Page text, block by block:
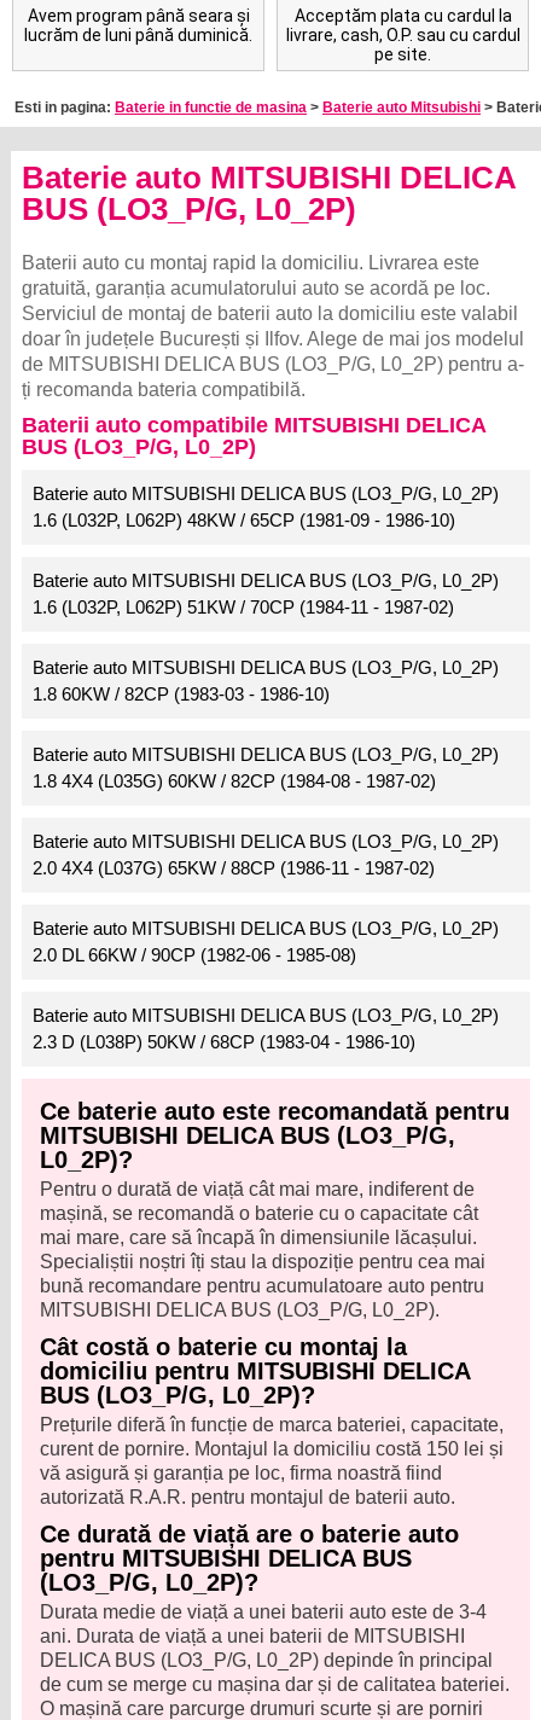
Avem program până seara și
lucrăm de luni până duminică.
Acceptăm plata cu cardul la
livrare, cash, O.P. sau cu cardul
pe site.
Esti in pagina: Baterie in functie de masina > Baterie auto Mitsubishi >
Baterie auto MITSUBISHI DELICA
BUS (LO3_P/G, L0_2P)
Baterii auto cu montaj rapid la domiciliu. Livrarea este
gratuită, garanția acumulatorului auto se acordă pe loc.
Serviciul de montaj de baterii auto la domiciliu este valabil
doar în județele București și Ilfov. Alege de mai jos modelul
de MITSUBISHI DELICA BUS (LO3_P/G, L0_2P) pentru a-
ți recomanda bateria compatibilă.
Baterii auto compatibile MITSUBISHI DELICA
BUS (LO3_P/G, L0_2P)
Baterie auto MITSUBISHI DELICA BUS (LO3_P/G, L0_2P)
1.6 (L032P, L062P) 48KW / 65CP (1981-09 - 1986-10)
Baterie auto MITSUBISHI DELICA BUS (LO3_P/G, L0_2P)
1.6 (L032P, L062P) 51KW / 70CP (1984-11 - 1987-02)
Baterie auto MITSUBISHI DELICA BUS (LO3_P/G, L0_2P)
1.8 60KW / 82CP (1983-03 - 1986-10)
Baterie auto MITSUBISHI DELICA BUS (LO3_P/G, L0_2P)
1.8 4X4 (L035G) 60KW / 82CP (1984-08 - 1987-02)
Baterie auto MITSUBISHI DELICA BUS (LO3_P/G, L0_2P)
2.0 4X4 (L037G) 65KW / 88CP (1986-11 - 1987-02)
Baterie auto MITSUBISHI DELICA BUS (LO3_P/G, L0_2P)
2.0 DL 66KW / 90CP (1982-06 - 1985-08)
Baterie auto MITSUBISHI DELICA BUS (LO3_P/G, L0_2P)
2.3 D (L038P) 50KW / 68CP (1983-04 - 1986-10)
Ce baterie auto este recomandată pentru
MITSUBISHI DELICA BUS (LO3_P/G,
L0_2P)?
Pentru o durată de viață cât mai mare, indiferent de
mașină, se recomandă o baterie cu o capacitate cât
mai mare, care să încapă în dimensiunile lăcașului.
Specialiștii noștri îți stau la dispoziție pentru cea mai
bună recomandare pentru acumulatoare auto pentru
MITSUBISHI DELICA BUS (LO3_P/G, L0_2P).
Cât costă o baterie cu montaj la
domiciliu pentru MITSUBISHI DELICA
BUS (LO3_P/G, L0_2P)?
Prețurile diferă în funcție de marca bateriei, capacitate,
curent de pornire. Montajul la domiciliu costă 150 lei și
vă asigură și garanția pe loc, firma noastră fiind
autorizată R.A.R. pentru montajul de baterii auto.
Ce durată de viață are o baterie auto
pentru MITSUBISHI DELICA BUS
(LO3_P/G, L0_2P)?
Durata medie de viață a unei baterii auto este de 3-4
ani. Durata de viață a unei baterii de MITSUBISHI
DELICA BUS (LO3_P/G, L0_2P) depinde în principal
de cum se merge cu mașina dar și de calitatea bateriei.
O mașină care parcurge drumuri scurte și are porniri